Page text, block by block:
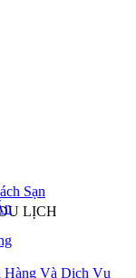
LỊCH
Sạn
Hàng Và Dịch Vụ